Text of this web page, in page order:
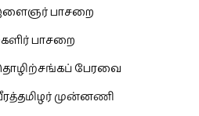
பாசறை
பாசறை
பேரவை
முன்னணி